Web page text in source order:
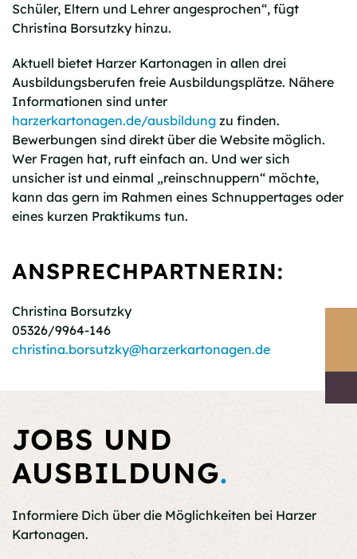
Schüler, Eltern und Lehrer angesprochen“, fügt
Christina Borsutzky hinzu.
Aktuell bietet Harzer Kartonagen in allen drei
Ausbildungsberufen freie Ausbildungsplätze. Nähere
Informationen sind unter
harzerkartonagen.de/ausbildung zu finden.
Bewerbungen sind direkt über die Website möglich.
Wer Fragen hat, ruft einfach an. Und wer sich
unsicher ist und einmal „reinschnuppern“ möchte,
kann das gern im Rahmen eines Schnuppertages oder
eines kurzen Praktikums tun.
ANSPRECHPARTNERIN:
Christina Borsutzky
05326/9964-146
christina.borsutzky@harzerkartonagen.de
JOBS UND
AUSBILDUNG.
Informiere Dich über die Möglichkeiten bei Harzer
Kartonagen.